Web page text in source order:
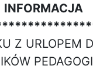
INFORMACJA
Z URLOPEM